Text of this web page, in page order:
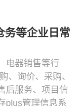
务等企业日常
电器销售等行
、询价、采购、
后服务、项目信
plus管理信息系